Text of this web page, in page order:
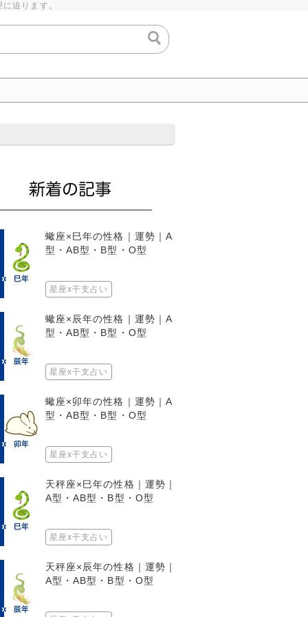
迫ります。
蠍座×巳年の性格｜運勢｜A
型・AB型・B型・O型
星座x干支占い
蠍座×辰年の性格｜運勢｜A
型・AB型・B型・O型
星座x干支占い
蠍座×卯年の性格｜運勢｜A
型・AB型・B型・O型
星座x干支占い
天秤座×巳年の性格｜運勢｜
A型・AB型・B型・O型
星座x干支占い
天秤座×辰年の性格｜運勢｜
A型・AB型・B型・O型